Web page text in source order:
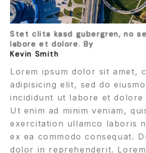
Stet clita kasd gubergren, no
labore et dolore. By
Kevin Smith
Lorem ipsum dolor sit amet,
adipisicing elit, sed do
incididunt ut labore et dolore
Ut enim ad minim veniam,
exercitation ullamco laboris
ex ea commodo consequat.
dolor in reprehenderit.